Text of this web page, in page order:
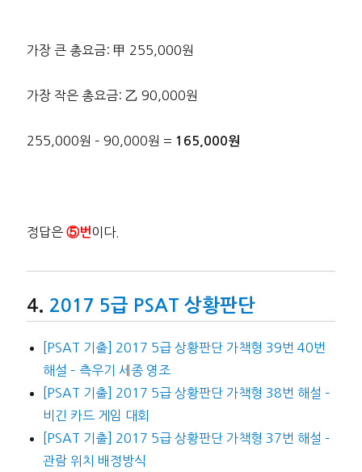
가장 큰 총요금: 甲 255,000원
가장 작은 총요금: 乙 90,000원
255,000원 – 90,000원 = 165,000원
정답은⑤번 이다.
2017 5급 PSAT 상황판단
[PSAT 기출] 2017 5급 상황판단 가책형 39번 40번
해설 – 측우기 세종 영조
[PSAT 기출] 2017 5급 상황판단 가책형 38번 해설 –
비긴 카드 게임 대회
[PSAT 기출] 2017 5급 상황판단 가책형 37번 해설 –
관람 위치 배정방식